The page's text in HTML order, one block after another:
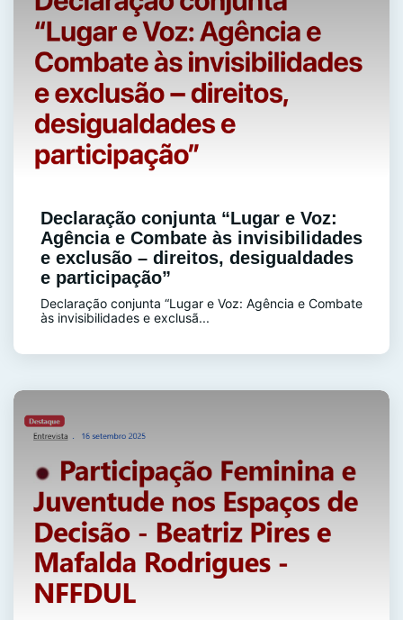
Declaração conjunta “Lugar e Voz:
Agência e Combate às invisibilidades
e exclusão – direitos, desigualdades
e participação”
Declaração conjunta “Lugar e Voz: Agência e Combate
às invisibilidades e exclusã...